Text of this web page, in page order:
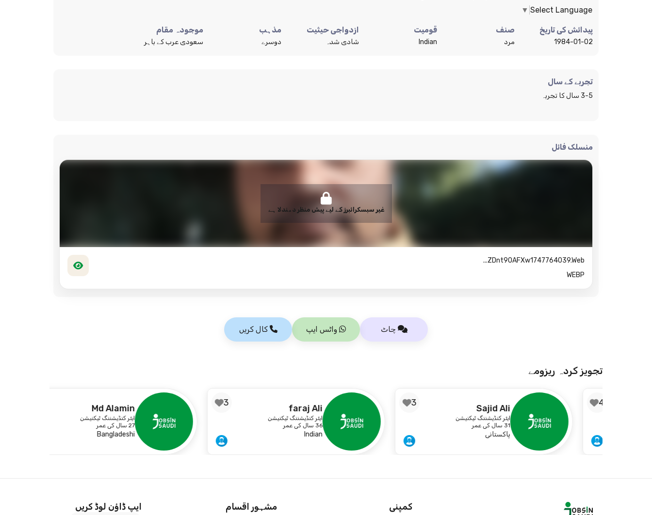
Select Language
▼
پیدائش کی تاریخ
1984-01-02
صنف
مرد
قومیت
Indian
ازدواجی حیثیت
شادی شدہ
مذہب
دوسرے
موجودہ مقام
سعودی عرب کے باہر
تجربے کے سال
3-5 سال کا تجربہ
منسلک فائل
غیر سبسکرائبرز کے لیے پیش منظر دھندلا ہے
ZDnt9OAFXw1747764039.web...
WEBP
چاٹ واٹس ایپ کال کریں
تجویز کردہ ریزومے
Sajid Ali
ایئر کنڈیشننگ ٹیکنیشن
31 سال کی عمر
faraj Ali
ایئر کنڈیشننگ ٹیکنیشن
36 سال کی عمر
Md Alamin
ایئر کنڈیشننگ ٹیکنیشن
27 سال کی عمر
Bangladeshi
کمپنی مشہور اقسام ایپ ڈاؤن لوڈ کریں